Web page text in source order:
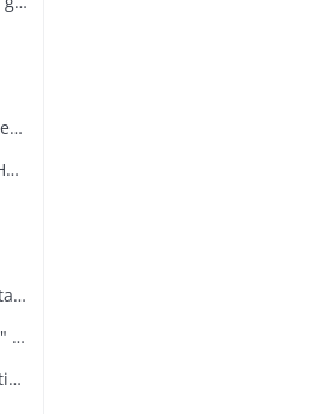
Claude LAPLATTE. Le diocèse de Strasbourg, limites anciennes, limites actuelles. Strasbourg
"Carte géologique et agronomique du Département du Haut-Rhin"
Wintzenheim-Logelbach. dressées par "Projets et Arpentages". Albert Klein​
Projet de construction du "Nouvel Hôtel de la Préfecture" à Colmar. dressées par l'architecte du Département.
Routes et chemins du Département du Haut-Rhin. Situation en 1957. Dressées par "Ponts et Chaussées"